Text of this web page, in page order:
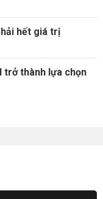
hết giá trị
trở thành lựa chọn